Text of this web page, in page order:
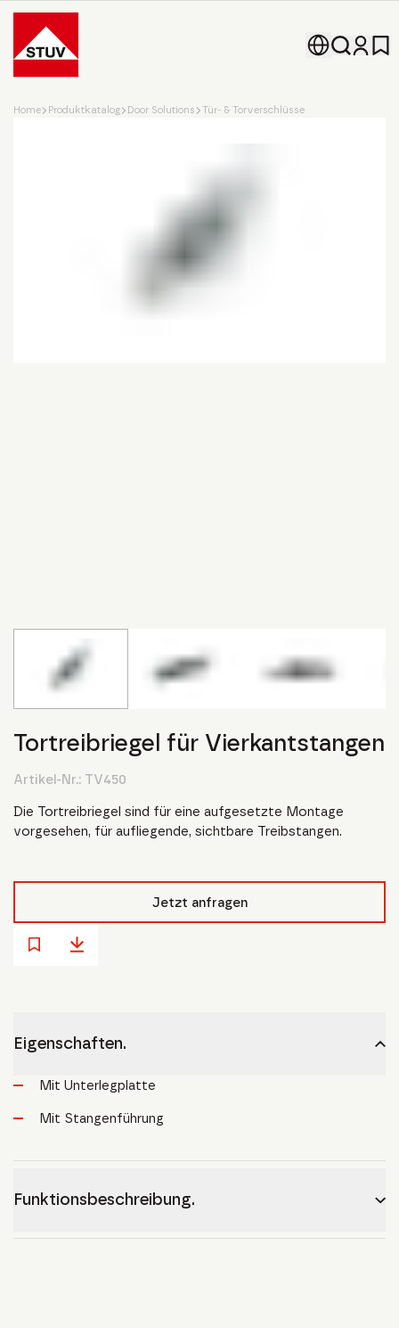
Go To the Homepage
Home Produktkatalog Door Solutions Tür- & Torverschlüsse
Tortreibriegel für Vierkantstangen
Artikel-Nr.: TV450
Die Tortreibriegel sind für eine aufgesetzte Montage
vorgesehen, für aufliegende, sichtbare Treibstangen.
Jetzt anfragen
Eigenschaften.
Mit Unterlegplatte
Mit Stangenführung
Funktionsbeschreibung.